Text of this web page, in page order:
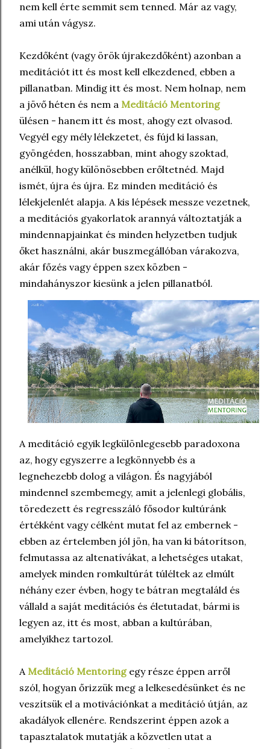
nem kell érte semmit sem tenned. Már az vagy,
ami után vágysz.
Kezdőként (vagy örök újrakezdőként) azonban a
meditációt itt és most kell elkezdened, ebben a
pillanatban. Mindig itt és most. Nem holnap, nem
a jövő héten és nem a Meditáció Mentoring
ülésen - hanem itt és most, ahogy ezt olvasod.
Vegyél egy mély lélekzetet, és fújd ki lassan,
gyöngéden, hosszabban, mint ahogy szoktad,
anélkül, hogy különösebben erőltetnéd. Majd
ismét, újra és újra. Ez minden meditáció és
lélekjelenlét alapja. A kis lépések messze vezetnek,
a meditációs gyakorlatok arannyá változtatják a
mindennapjainkat és minden helyzetben tudjuk
őket használni, akár buszmegállóban várakozva,
akár főzés vagy éppen szex közben -
mindahányszor kiesünk a jelen pillanatból.
A meditáció egyik legkülönlegesebb paradoxona
az, hogy egyszerre a legkönnyebb és a
legnehezebb dolog a világon. És nagyjából
mindennel szembemegy, amit a jelenlegi globális,
töredezett és regresszáló fősodor kultúránk
értékként vagy célként mutat fel az embernek -
ebben az értelemben jól jön, ha van ki bátorítson,
felmutassa az altenatívákat, a lehetséges utakat,
amelyek minden romkultúrát túléltek az elmúlt
néhány ezer évben, hogy te bátran megtaláld és
vállald a saját meditációs és életutadat, bármi is
legyen az, itt és most, abban a kultúrában,
amelyikhez tartozol.
AMeditáció Mentoringegy része éppen arről
szól, hogyan őrizzük meg a lelkesedésünket és ne
veszítsük el a motivációnkat a meditáció útján, az
akadályok ellenére. Rendszerint éppen azok a
tapasztalatok mutatják a közvetlen utat a